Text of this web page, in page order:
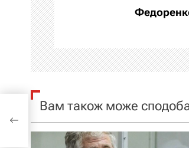
а
ц
і
я
а
Вам також може